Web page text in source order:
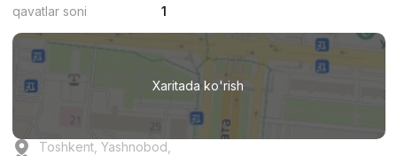
qavatlar soni
1
Xaritada ko'rish
Toshkent, Yashnobod,